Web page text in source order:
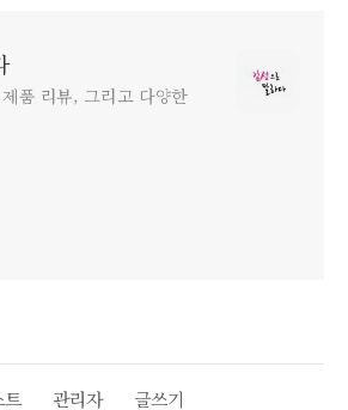
품 리뷰, 그리고 다양한
관리자 글쓰기